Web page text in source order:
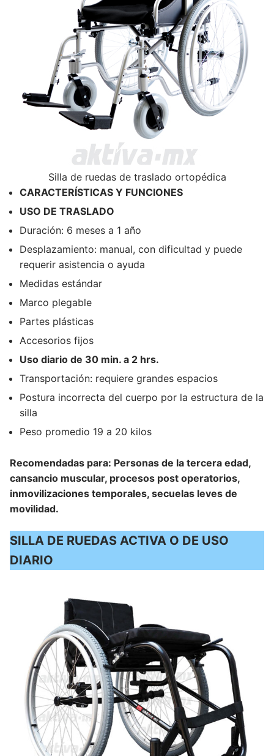
Silla de ruedas de traslado ortopédica
CARACTERÍSTICAS Y FUNCIONES
USO DE TRASLADO
Duración: 6 meses a 1 año
Desplazamiento: manual, con dificultad y puede
requerir asistencia o ayuda
Medidas estándar
Marco plegable
Partes plásticas
Accesorios fijos
Uso diario de 30 min. a 2 hrs.
Transportación: requiere grandes espacios
Postura incorrecta del cuerpo por la estructura de la
silla
Peso promedio 19 a 20 kilos
Recomendadas para: Personas de la tercera edad,
cansancio muscular, procesos post operatorios,
inmovilizaciones temporales, secuelas leves de
movilidad.
SILLA DE RUEDAS ACTIVA O DE USO
DIARIO